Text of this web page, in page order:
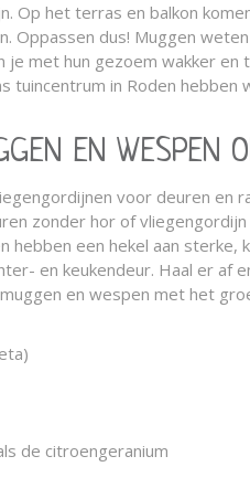
Op het terras en balkon
Oppassen dus! Muggen
je met hun gezoem wakker
tuincentrum in Roden
EN WESPEN
voor deuren en
zonder hor of
hebben een hekel aan
en keukendeur. Haal er af
en wespen met het
de citroengeranium